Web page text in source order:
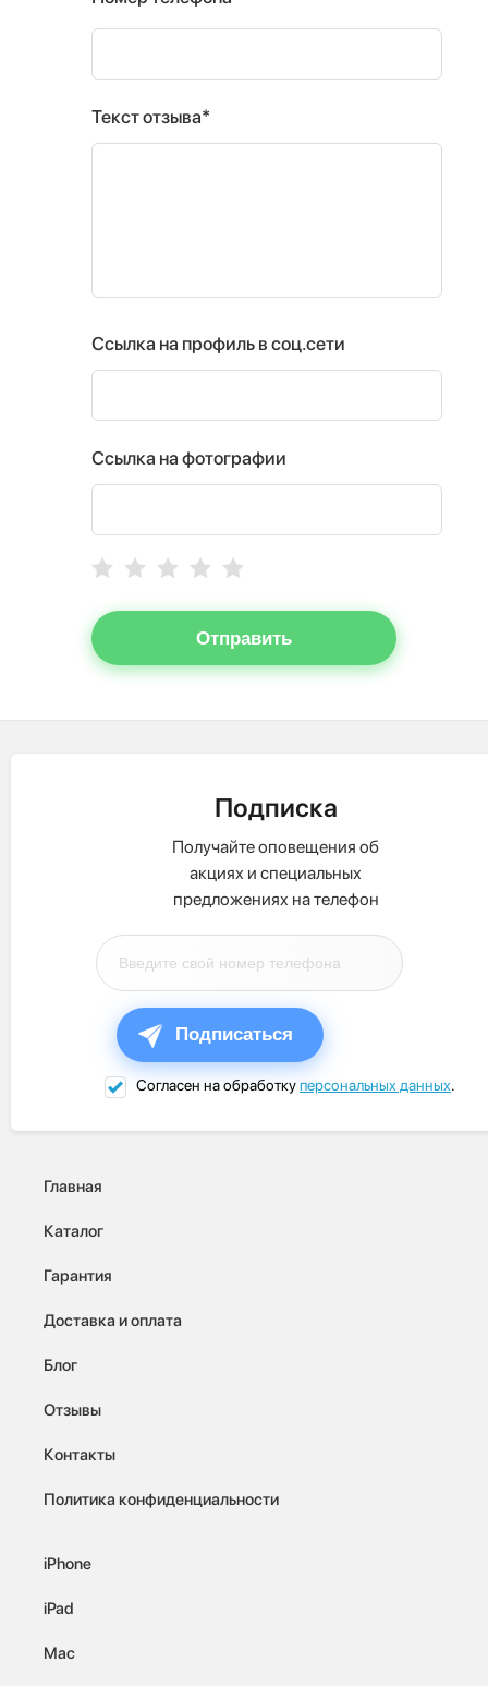
Текст отзыва*
Ссылка на профиль в соц.сети
Ссылка на фотографии
Отправить
Подписка
Получайте оповещения об
акциях и специальных
предложениях на телефон
Подписаться
Согласен на обработкуперсональных данных.
Главная
Каталог
Гарантия
Доставка и оплата
Блог
Отзывы
Контакты
Политика конфиденциальности
iPhone
iPad
Mac